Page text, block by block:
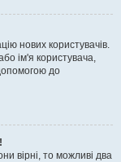
нових користувачів.
ім'я користувача,
до
вірні, то можливі два